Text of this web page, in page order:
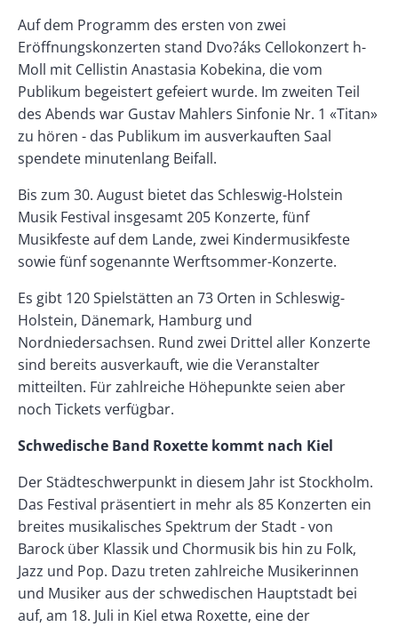
Auf dem Programm des ersten von zwei
Eröffnungskonzerten stand Dvo?áks Cellokonzert h-
Moll mit Cellistin Anastasia Kobekina, die vom
Publikum begeistert gefeiert wurde. Im zweiten Teil
des Abends war Gustav Mahlers Sinfonie Nr. 1 «Titan»
zu hören - das Publikum im ausverkauften Saal
spendete minutenlang Beifall.
Bis zum 30. August bietet das Schleswig-Holstein
Musik Festival insgesamt 205 Konzerte, fünf
Musikfeste auf dem Lande, zwei Kindermusikfeste
sowie fünf sogenannte Werftsommer-Konzerte.
Es gibt 120 Spielstätten an 73 Orten in Schleswig-
Holstein, Dänemark, Hamburg und
Nordniedersachsen. Rund zwei Drittel aller Konzerte
sind bereits ausverkauft, wie die Veranstalter
mitteilten. Für zahlreiche Höhepunkte seien aber
noch Tickets verfügbar.
Schwedische Band Roxette kommt nach Kiel
Der Städteschwerpunkt in diesem Jahr ist Stockholm.
Das Festival präsentiert in mehr als 85 Konzerten ein
breites musikalisches Spektrum der Stadt - von
Barock über Klassik und Chormusik bis hin zu Folk,
Jazz und Pop. Dazu treten zahlreiche Musikerinnen
und Musiker aus der schwedischen Hauptstadt bei
auf, am 18. Juli in Kiel etwa Roxette, eine der